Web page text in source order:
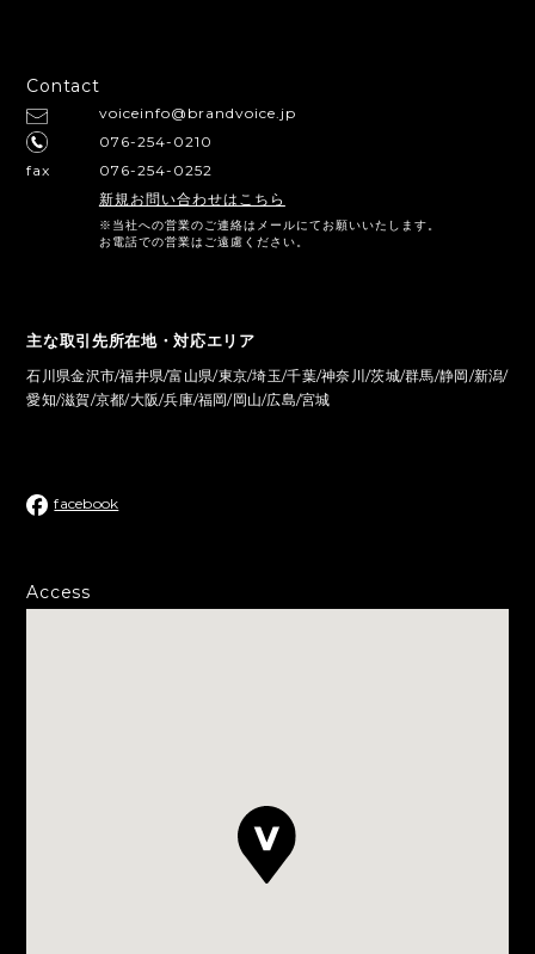
Contact
voiceinfo@brandvoice.jp
076-254-0210
fax
076-254-0252
新規お問い合わせはこちら
※当社への営業のご連絡はメールにてお願いいたします。
お電話での営業はご遠慮ください。
主な取引先所在地・対応エリア
石川県金沢市/福井県/富山県/東京/埼玉/千葉/神奈川/茨城/群馬/静岡/新潟/
愛知/滋賀/京都/大阪/兵庫/福岡/岡山/広島/宮城
facebook
Access